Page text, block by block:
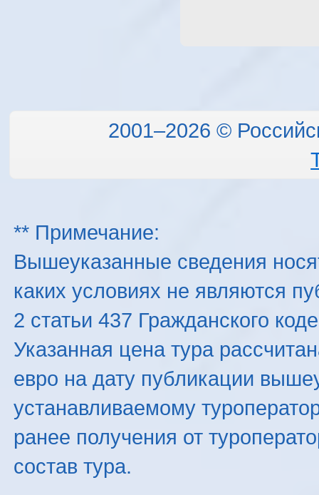
2001–2026 ©
** Примечание:
Вышеуказанные сведения
каких условиях не являются
2 статьи 437 Гражданского
Указанная цена тура
евро на дату публикации
устанавливаемому
ранее получения от
состав тура.